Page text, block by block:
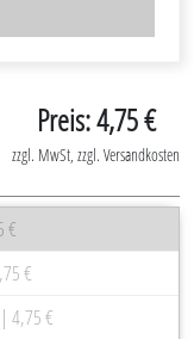
Preis: 4,75 €
zzgl. MwSt, zzgl. Versandkosten
€
€
4,75 €